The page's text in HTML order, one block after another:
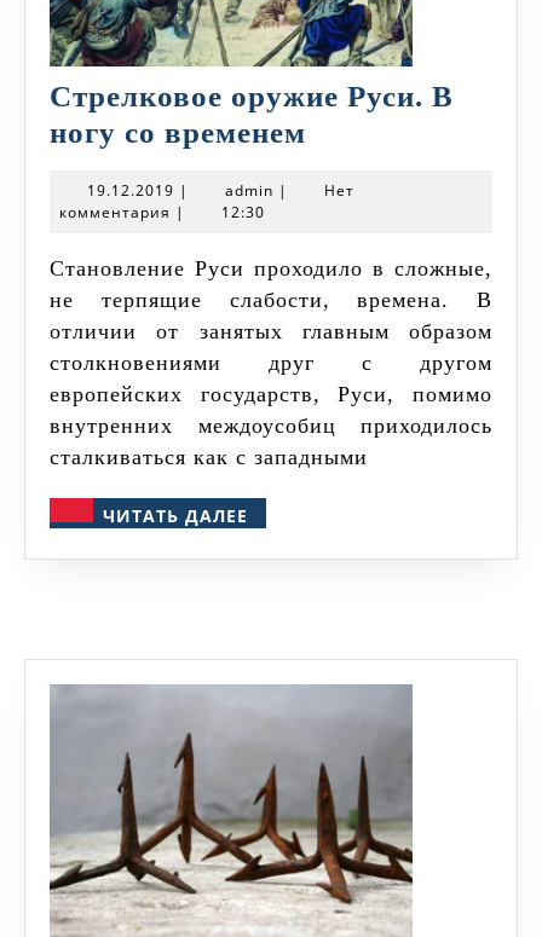
Стрелковое оружие Руси. В
ногу со временем
Руси.
ногу
со
временем
19.12.2019 19.12.2019
| admin admin
|
Нет
комментария | 12:30
Становление Руси проходило в сложные,
не терпящие слабости, времена. В
отличии от занятых главным образом
столкновениями друг с другом
европейских государств, Руси, помимо
внутренних междоусобиц приходилось
сталкиваться как с западными
ЧИТАТЬ ДАЛЕЕ
ДАЛЕЕ